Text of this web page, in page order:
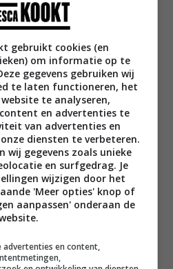
gebruikt cookies (en
om informatie op te
gegevens gebruiken wij
te laten functioneren, het
te analyseren,
en advertenties te
van advertenties en
diensten te verbeteren.
wij gegevens zoals unieke
en surfgedrag. Je
wijzigen door het
'Meer opties' knop of
aanpassen' onderaan de
advertenties en content,